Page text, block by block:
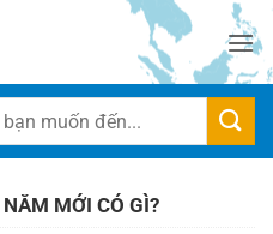
MỚI CÓ GÌ?